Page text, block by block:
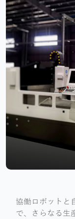
協働ロボットと
で、さらなる生